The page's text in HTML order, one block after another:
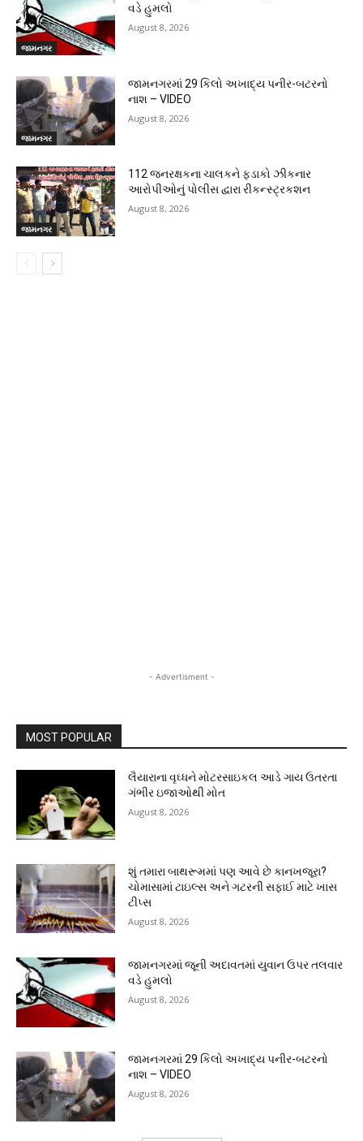
જામનગર
વડે હુમલો
August 8, 2026
જામનગર
જામનગરમાં 29 કિલો અખાદ્ય પનીર-બટરનો
નાશ – VIDEO
August 8, 2026
જામનગર
112 જનરક્ષકના ચાલકને ફડાકો ઝીકનાર
આરોપીઓનું પોલીસ દ્વારા રીકન્સ્ટ્રકશન
August 8, 2026
- Advertisment -
MOST POPULAR
લૈયારાના વૃઘ્ધને મોટરસાઇકલ આડે ગાય ઉતરતા
ગંભીર ઇજાઓથી મોત
August 8, 2026
શું તમારા બાથરૂમમાં પણ આવે છે કાનખજૂરા?
ચોમાસામાં ટાઇલ્સ અને ગટરની સફાઈ માટે ખાસ
ટીપ્સ
August 8, 2026
જામનગરમાં જૂની અદાવતમાં યુવાન ઉપર તલવાર
વડે હુમલો
August 8, 2026
જામનગરમાં 29 કિલો અખાદ્ય પનીર-બટરનો
નાશ – VIDEO
August 8, 2026